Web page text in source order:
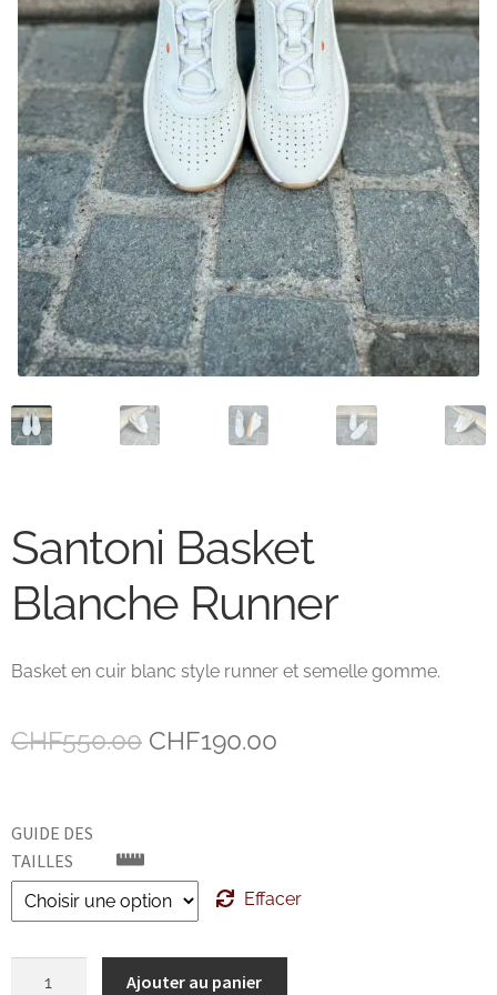
Mon compte
Nos marques
Andrea Ventura
Bontoni Chaussures
Carlos Santos Chaussures
Carmina
Crockett and Jones
Edward Green
John Lobb Chaussures
Magnanni Chaussures Genève
Santoni
TLB
Santoni Basket
Blanche Runner
Basket en cuir blanc style runner et semelle gomme.
CHF550.00 Le
CHF550.00.
CHF190.00
CHF190.00.
GUIDE DES
TAILLES
Effacer
Ajouter au panier